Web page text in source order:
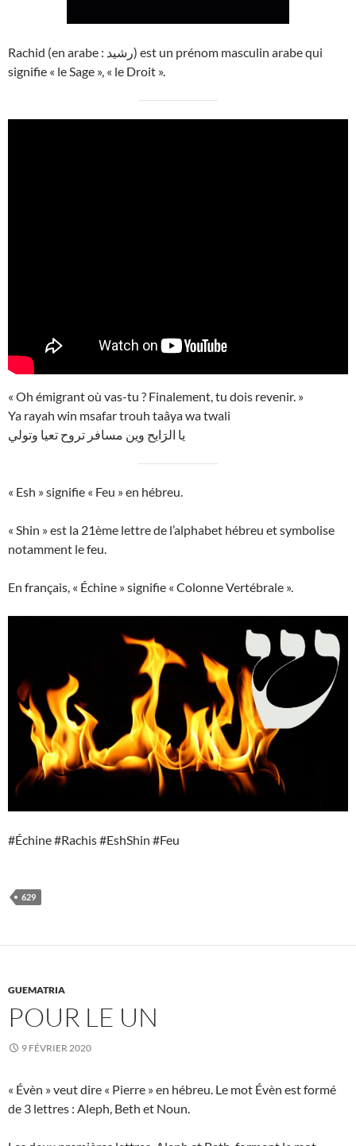
Rachid (en arabe : رشيد) est un prénom masculin arabe qui
signifie « le Sage », « le Droit ».
« Oh émigrant où vas-tu ? Finalement, tu dois revenir. »
Ya rayah win msafar trouh taâya wa twali
يا الرَايح وين مسافر تروح تعيا وتولي
« Esh » signifie « Feu » en hébreu.
« Shin » est la 21ème lettre de l’alphabet hébreu et symbolise
notamment le feu.
En français, « Échine » signifie « Colonne Vertébrale ».
#Échine #Rachis #EshShin #Feu
629
GUEMATRIA
POUR LE UN
9 FÉVRIER 2020
« Évèn » veut dire « Pierre » en hébreu. Le mot Évèn est formé
de 3 lettres : Aleph, Beth et Noun.